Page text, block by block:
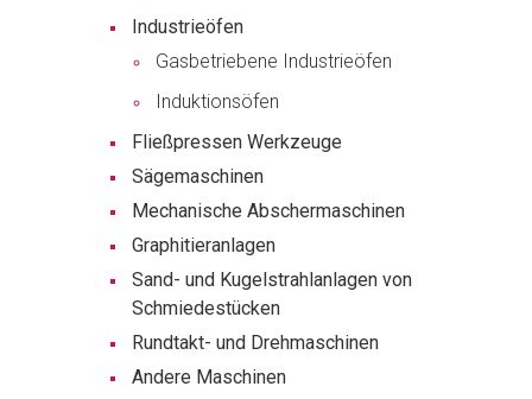
Industrieöfen
Gasbetriebene Industrieöfen
Induktionsöfen
Fließpressen Werkzeuge
Sägemaschinen
Mechanische Abschermaschinen
Graphitieranlagen
Sand- und Kugelstrahlanlagen von
Schmiedestücken
Rundtakt- und Drehmaschinen
Andere Maschinen